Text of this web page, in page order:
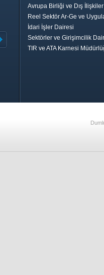
Avrupa Birliği ve Dış
Reel Sektör Ar-Ge ve
İdari İşler Dairesi
Sektörler ve Girişimcilik
TIR ve ATA Karnesi